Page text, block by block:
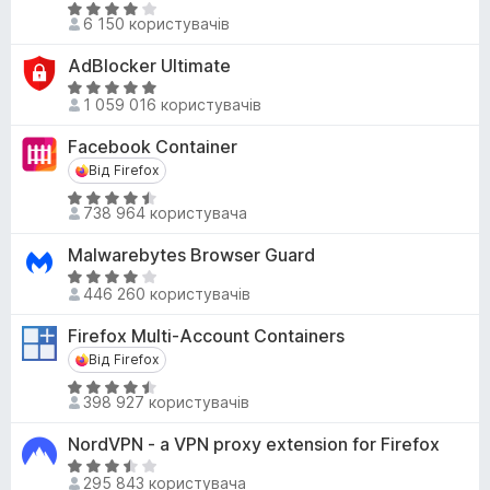
5
а
,
6
з
О
ц
н
к
4
,
1
з
6 150 користувачів
AdBlocker Ultimate
О
ц
і
н
к
а
,
8
з
1 059 016 користувачів
Facebook Container
Від Firefox
Від Firefox
О
ц
і
н
к
4
,
5
з
738 964 користувача
Malwarebytes Browser Guard
О
ц
і
н
к
а
,
2
з
446 260 користувачів
Firefox Multi-Account Containers
Від Firefox
Від Firefox
О
ц
і
н
к
398 927 користувачів
NordVPN - a VPN proxy extension for Firefox
О
295 843 користувача